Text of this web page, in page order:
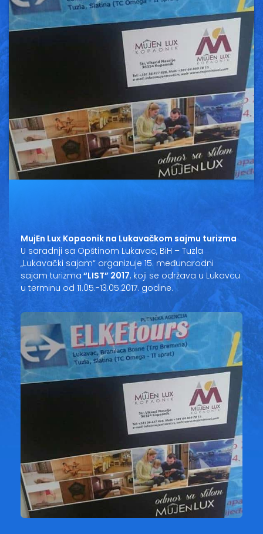
Oglasi
Copyright© 2020
HopNaKop
MujEn Lux Kopaonik na Lukavačkom sajmu turizma
U saradnji sa Opštinom Lukavac, BiH – Tuzla
„Lukavački sajam“ organizuje 15. međunarodni
sajam turizma “LIST” 2017, koji se održava u Lukavcu
u terminu od 11.05.-13.05.2017. godine.